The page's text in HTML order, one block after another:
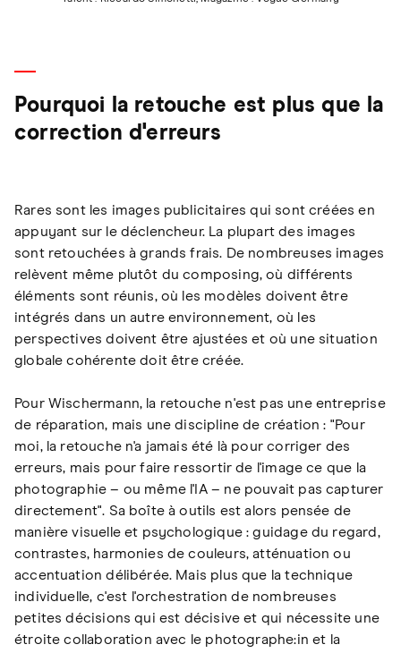
Pourquoi la retouche est plus que la
correction d'erreurs
Rares sont les images publicitaires qui sont créées en
appuyant sur le déclencheur. La plupart des images
sont retouchées à grands frais. De nombreuses images
relèvent même plutôt du composing, où différents
éléments sont réunis, où les modèles doivent être
intégrés dans un autre environnement, où les
perspectives doivent être ajustées et où une situation
globale cohérente doit être créée.
Pour Wischermann, la retouche n'est pas une entreprise
de réparation, mais une discipline de création : "Pour
moi, la retouche n'a jamais été là pour corriger des
erreurs, mais pour faire ressortir de l'image ce que la
photographie – ou même l'IA – ne pouvait pas capturer
directement". Sa boîte à outils est alors pensée de
manière visuelle et psychologique : guidage du regard,
contrastes, harmonies de couleurs, atténuation ou
accentuation délibérée. Mais plus que la technique
individuelle, c'est l'orchestration de nombreuses
petites décisions qui est décisive et qui nécessite une
étroite collaboration avec le photographe:in et la